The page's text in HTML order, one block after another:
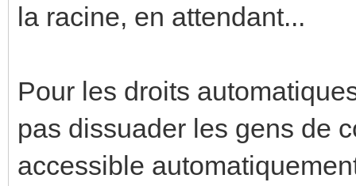
la racine, en attendant...
Pour les droits
pas dissuader les gens de
accessible